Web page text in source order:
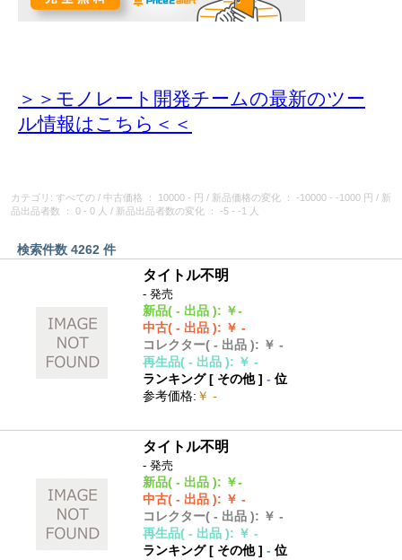
＞＞モノレート開発チームの最新のツー
ル情報はこちら＜＜
カテゴリ: すべての / 中古価格 ： 10000 - 円 / 新品価格の変化 ： -10000 - -1000 円 / 新
品出品者数
： 0 - 0 人 / 新品出品者数の変化 ： -5 - -1 人
検索件数 4262 件
タイトル不明
- 発売
新品( - 出品 ): ￥-
中古( - 出品 ): ￥ -
コレクター( - 出品 ): ￥ -
再生品( - 出品 ): ￥ -
ランキング [ その他]- 位
参考価格: ￥ -
タイトル不明
- 発売
新品( - 出品 ): ￥-
中古( - 出品 ): ￥ -
コレクター( - 出品 ): ￥ -
再生品( - 出品 ): ￥ -
ランキング [ その他]- 位